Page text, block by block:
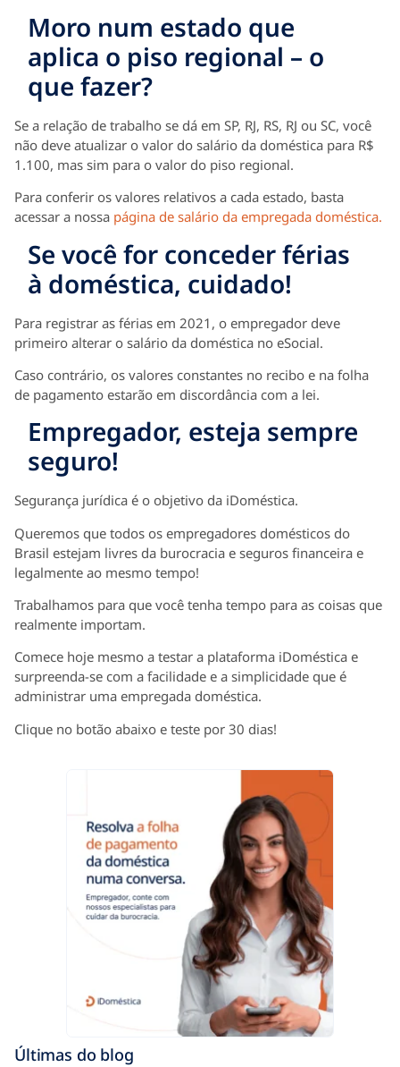
Moro num estado que
aplica o piso regional – o
que fazer?
Se a relação de trabalho se dá em SP, RJ, RS, RJ ou SC, você
não deve atualizar o valor do salário da doméstica para R$
1.100, mas sim para o valor do piso regional.
Para conferir os valores relativos a cada estado, basta
acessar a nossa página de salário da empregada doméstica.
Se você for conceder férias
à doméstica, cuidado!
Para registrar as férias em 2021, o empregador deve
primeiro alterar o salário da doméstica no eSocial.
Caso contrário, os valores constantes no recibo e na folha
de pagamento estarão em discordância com a lei.
Empregador, esteja sempre
seguro!
Segurança jurídica é o objetivo da iDoméstica.
Queremos que todos os empregadores domésticos do
Brasil estejam livres da burocracia e seguros financeira e
legalmente ao mesmo tempo!
Trabalhamos para que você tenha tempo para as coisas que
realmente importam.
Comece hoje mesmo a testar a plataforma iDoméstica e
surpreenda-se com a facilidade e a simplicidade que é
administrar uma empregada doméstica.
Clique no botão abaixo e teste por 30 dias!
Últimas do blog